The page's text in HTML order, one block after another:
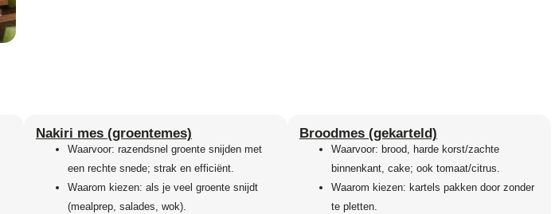
Nakiri mes (groentemes)
Waarvoor: razendsnel groente snijden met
een rechte snede; strak en efficiënt.
Waarom kiezen: als je veel groente snijdt
(mealprep, salades, wok).
Broodmes (gekarteld)
Waarvoor: brood, harde korst/zachte
binnenkant, cake; ook tomaat/citrus.
Waarom kiezen: kartels pakken door zonder
te pletten.